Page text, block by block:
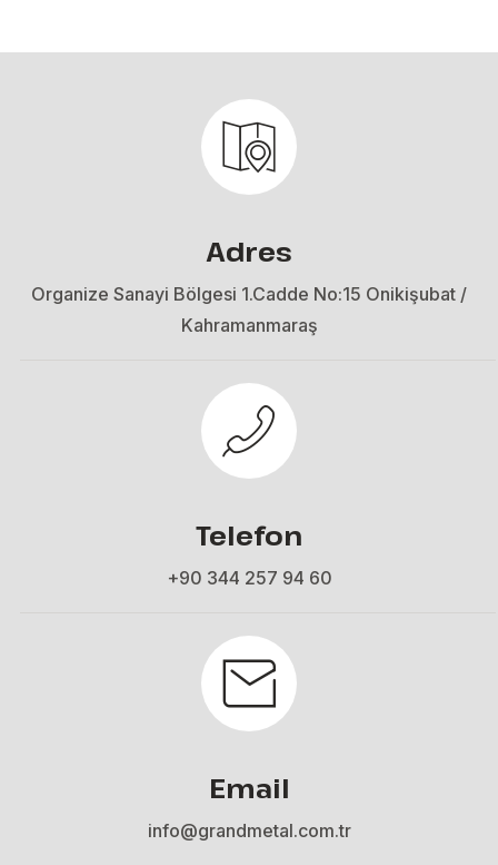
Adres
Organize Sanayi Bölgesi 1.Cadde No:15 Onikişubat /
Kahramanmaraş
Telefon
+90 344 257 94 60
Email
info@grandmetal.com.tr